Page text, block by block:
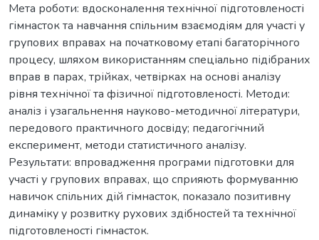
Мета роботи: вдосконалення технічної підготовленості
гімнасток та навчання спільним взаємодіям для участі у
групових вправах на початковому етапі багаторічного
процесу, шляхом використанням спеціально підібраних
вправ в парах, трійках, четвірках на основі аналізу
рівня технічної та фізичної підготовленості. Методи:
аналіз і узагальнення науково-методичної літератури,
передового практичного досвіду; педагогічний
експеримент, методи статистичного аналізу.
Результати: впровадження програми підготовки для
участі у групових вправах, що сприяють формуванню
навичок спільних дій гімнасток, показало позитивну
динаміку у розвитку рухових здібностей та технічної
підготовленості гімнасток.